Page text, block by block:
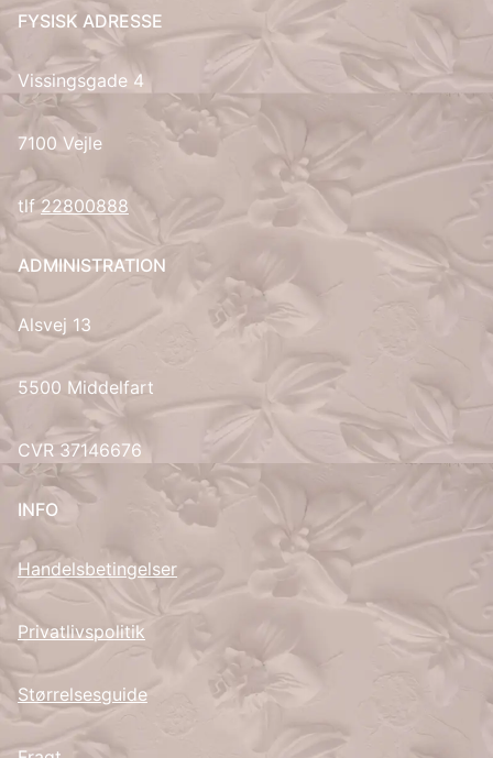
FYSISK ADRESSE
Vissingsgade 4
7100 Vejle
tlf22800888
ADMINISTRATION
Alsvej 13
5500 Middelfart
CVR 37146676
INFO
Handelsbetingelser
Privatlivspolitik
Størrelsesguide